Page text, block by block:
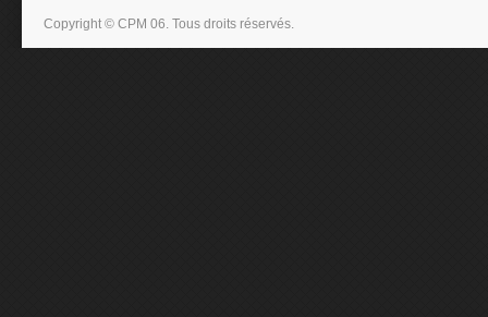
Copyright © CPM 06. Tous droits réservés.